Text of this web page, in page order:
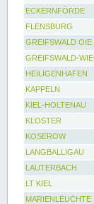
ECKERNFÖRDE
FLENSBURG
GREIFSWALD OIE
GREIFSWALD-
HEILIGENHAFEN
KAPPELN
KIEL-HOLTENAU
KLOSTER
KOSEROW
LANGBALLIGAU
LAUTERBACH
LT KIEL
MARIENLEUCHTE